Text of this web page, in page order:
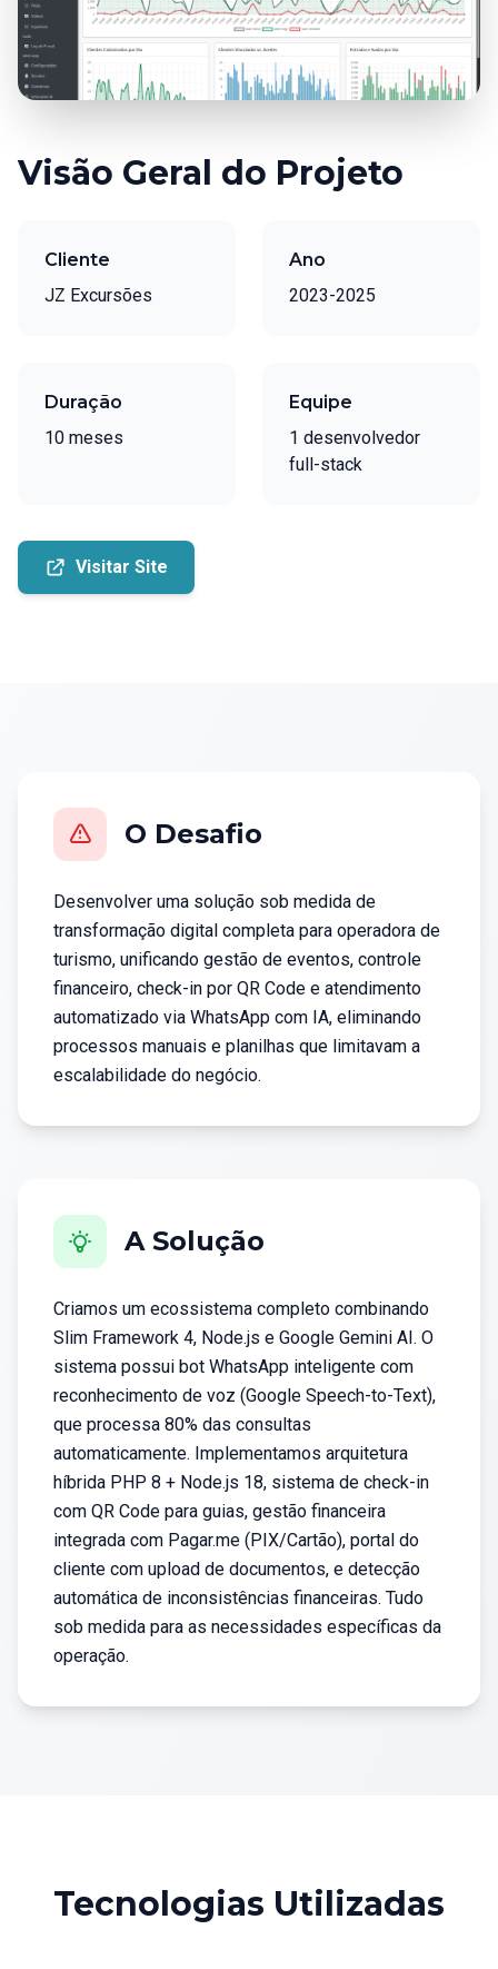
Visão Geral do Projeto
Cliente
JZ Excursões
Ano
2023-2025
Duração
10 meses
Equipe
1 desenvolvedor
full-stack
Visitar Site
O Desafio
Desenvolver uma solução sob medida de
transformação digital completa para operadora de
turismo, unificando gestão de eventos, controle
financeiro, check-in por QR Code e atendimento
automatizado via WhatsApp com IA, eliminando
processos manuais e planilhas que limitavam a
escalabilidade do negócio.
A Solução
Criamos um ecossistema completo combinando
Slim Framework 4, Node.js e Google Gemini AI. O
sistema possui bot WhatsApp inteligente com
reconhecimento de voz (Google Speech-to-Text),
que processa 80% das consultas
automaticamente. Implementamos arquitetura
híbrida PHP 8 + Node.js 18, sistema de check-in
com QR Code para guias, gestão financeira
integrada com Pagar.me (PIX/Cartão), portal do
cliente com upload de documentos, e detecção
automática de inconsistências financeiras. Tudo
sob medida para as necessidades específicas da
operação.
Tecnologias Utilizadas